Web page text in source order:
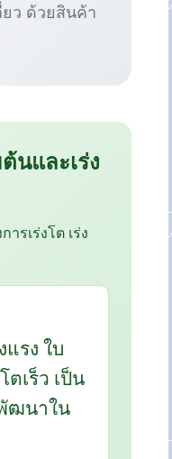
ยว ด้วยสินค้า
นและเร่ง
รเร่งโต เร่ง
รง ใบ
ตเร็ว เป็น
ฒนาใน